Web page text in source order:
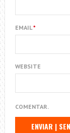
EMAIL*
WEBSITE
COMENTAR.